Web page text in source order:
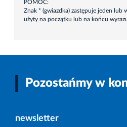
POMOC:
Znak * (gwiazdka) zastępuje jeden lub
użyty na początku lub na końcu
Pozostańmy w
newsletter